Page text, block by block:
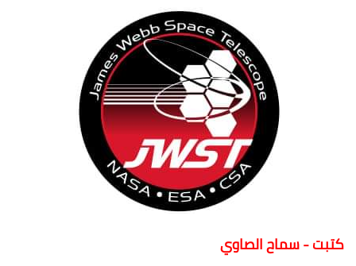
كتبت - سماح الصاوي